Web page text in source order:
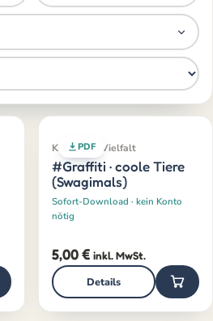
PDF
Klassiker · Vielfalt
#Graffiti · coole Tiere
(Swagimals)
Sofort-Download · kein Konto
nötig
5,00€ inkl. MwSt.
Details